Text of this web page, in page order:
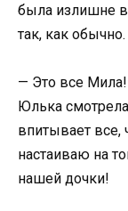
была излишне
так, как обычно.
— Это все
Юлька
впитывает все,
настаиваю на
нашей дочки!